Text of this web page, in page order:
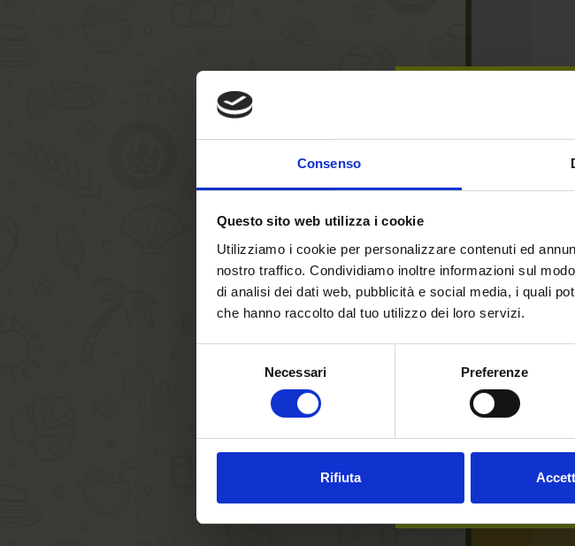
Sind
Consenso
Questo sito web utilizza i cookie
Utilizziamo i cookie per personalizzare contenuti ed
nostro traffico. Condividiamo inoltre informazioni sul
di analisi dei dati web, pubblicità e social media, i quali
che hanno raccolto dal tuo utilizzo dei loro servizi.
Necessari Preferenze
Rifiuta